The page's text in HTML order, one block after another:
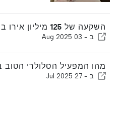
השקעה של 125 מיליון אירו בפיתוח אלגרבה
ב - 03 Aug 2025
מהו המפעיל הסלולרי הטוב
ב - 27 Jul 2025